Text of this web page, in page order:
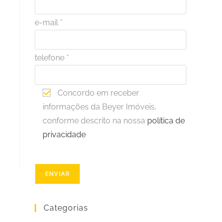
e-mail *
telefone *
Concordo em receber
informações da Beyer Imóveis,
conforme descrito na nossa política de
privacidade
Categorias